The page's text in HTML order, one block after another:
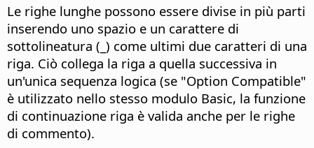
Le righe lunghe possono essere divise in più parti
inserendo uno spazio e un carattere di
sottolineatura (_) come ultimi due caratteri di una
riga. Ciò collega la riga a quella successiva in
un'unica sequenza logica (se "Option Compatible"
è utilizzato nello stesso modulo Basic, la funzione
di continuazione riga è valida anche per le righe
di commento).